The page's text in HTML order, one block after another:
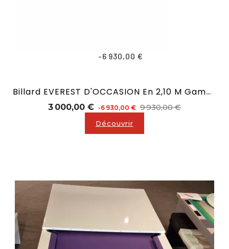
-6 930,00 €
Billard EVEREST D'OCCASION En 2,10 M Gamme Prestige
3 000,00 € Prix
de
base
-6 930,00 € 9 930,00 €Prix
Découvrir